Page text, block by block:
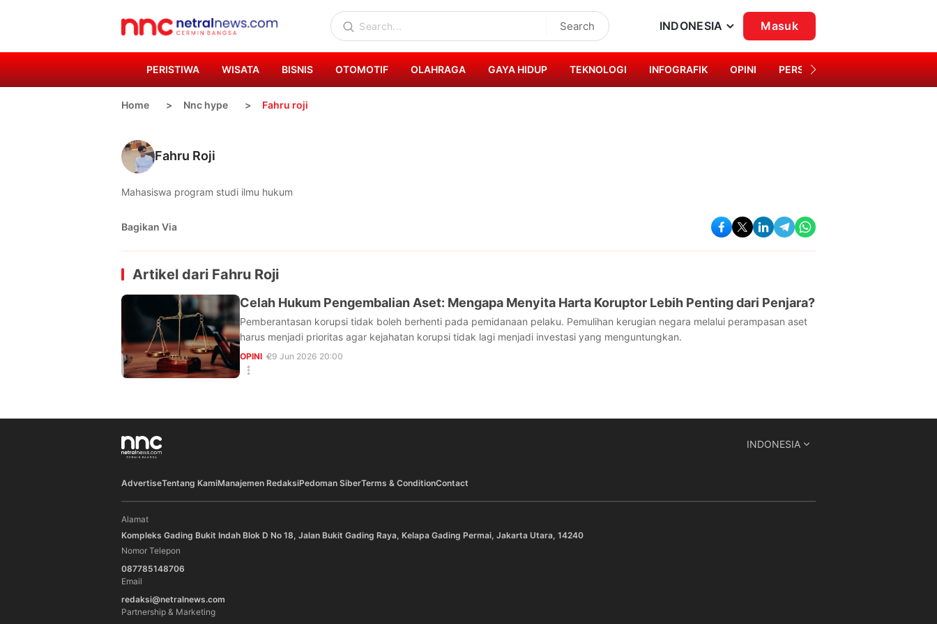
Search INDONESIA Masuk
PERISTIWA WISATA BISNIS OTOMOTIF OLAHRAGA GAYA HIDUP TEKNOLOGI INFOGRAFIK OPINI PERSONA
Home Nnc hype Fahru roji
Fahru Roji
Mahasiswa program studi ilmu hukum
Bagikan Via
Artikel dari Fahru Roji
Celah Hukum Pengembalian Aset: Mengapa Menyita Harta Koruptor Lebih Penting dari Penjara?
Pemberantasan korupsi tidak boleh berhenti pada pemidanaan pelaku. Pemulihan kerugian negara melalui perampasan aset
harus menjadi prioritas agar kejahatan korupsi tidak lagi menjadi investasi yang menguntungkan.
OPINI 29 Jun 2026 20:00
INDONESIA
AdvertiseTentang KamiManajemen RedaksiPedoman SiberTerms & ConditionContact
Alamat
Kompleks Gading Bukit Indah Blok D No 18, Jalan Bukit Gading Raya, Kelapa Gading Permai, Jakarta Utara, 14240
Nomor Telepon
087785148706
Email
redaksi@netralnews.com
Partnership & Marketing